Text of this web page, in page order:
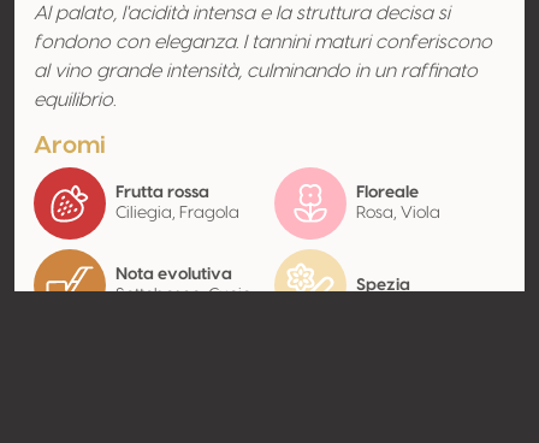
Al palato, l'acidità intensa e la struttura decisa si
fondono con eleganza. I tannini maturi conferiscono
al vino grande intensità, culminando in un raffinato
equilibrio.
Aromi
Frutta rossa
Ciliegia, Fragola
Floreale
Rosa, Viola
Nota evolutiva
Sottobosco, Cuoio
Spezia